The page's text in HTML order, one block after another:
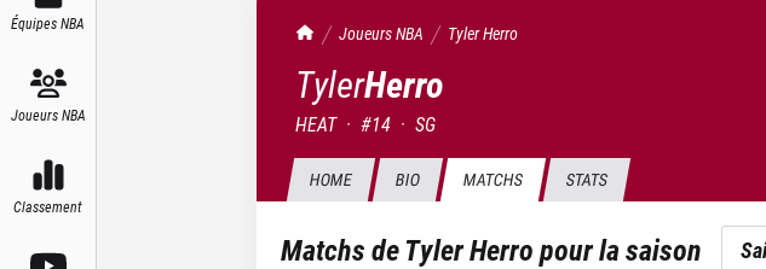
Équipes NBA
Joueurs NBA
Classement
TrashTalk Actu NBA
Joueurs NBA TylerHerro
TylerHerro
HEAT · #14 · SG
HOME BIO MATCHS STATS
Matchs deTyler Herropour la saison